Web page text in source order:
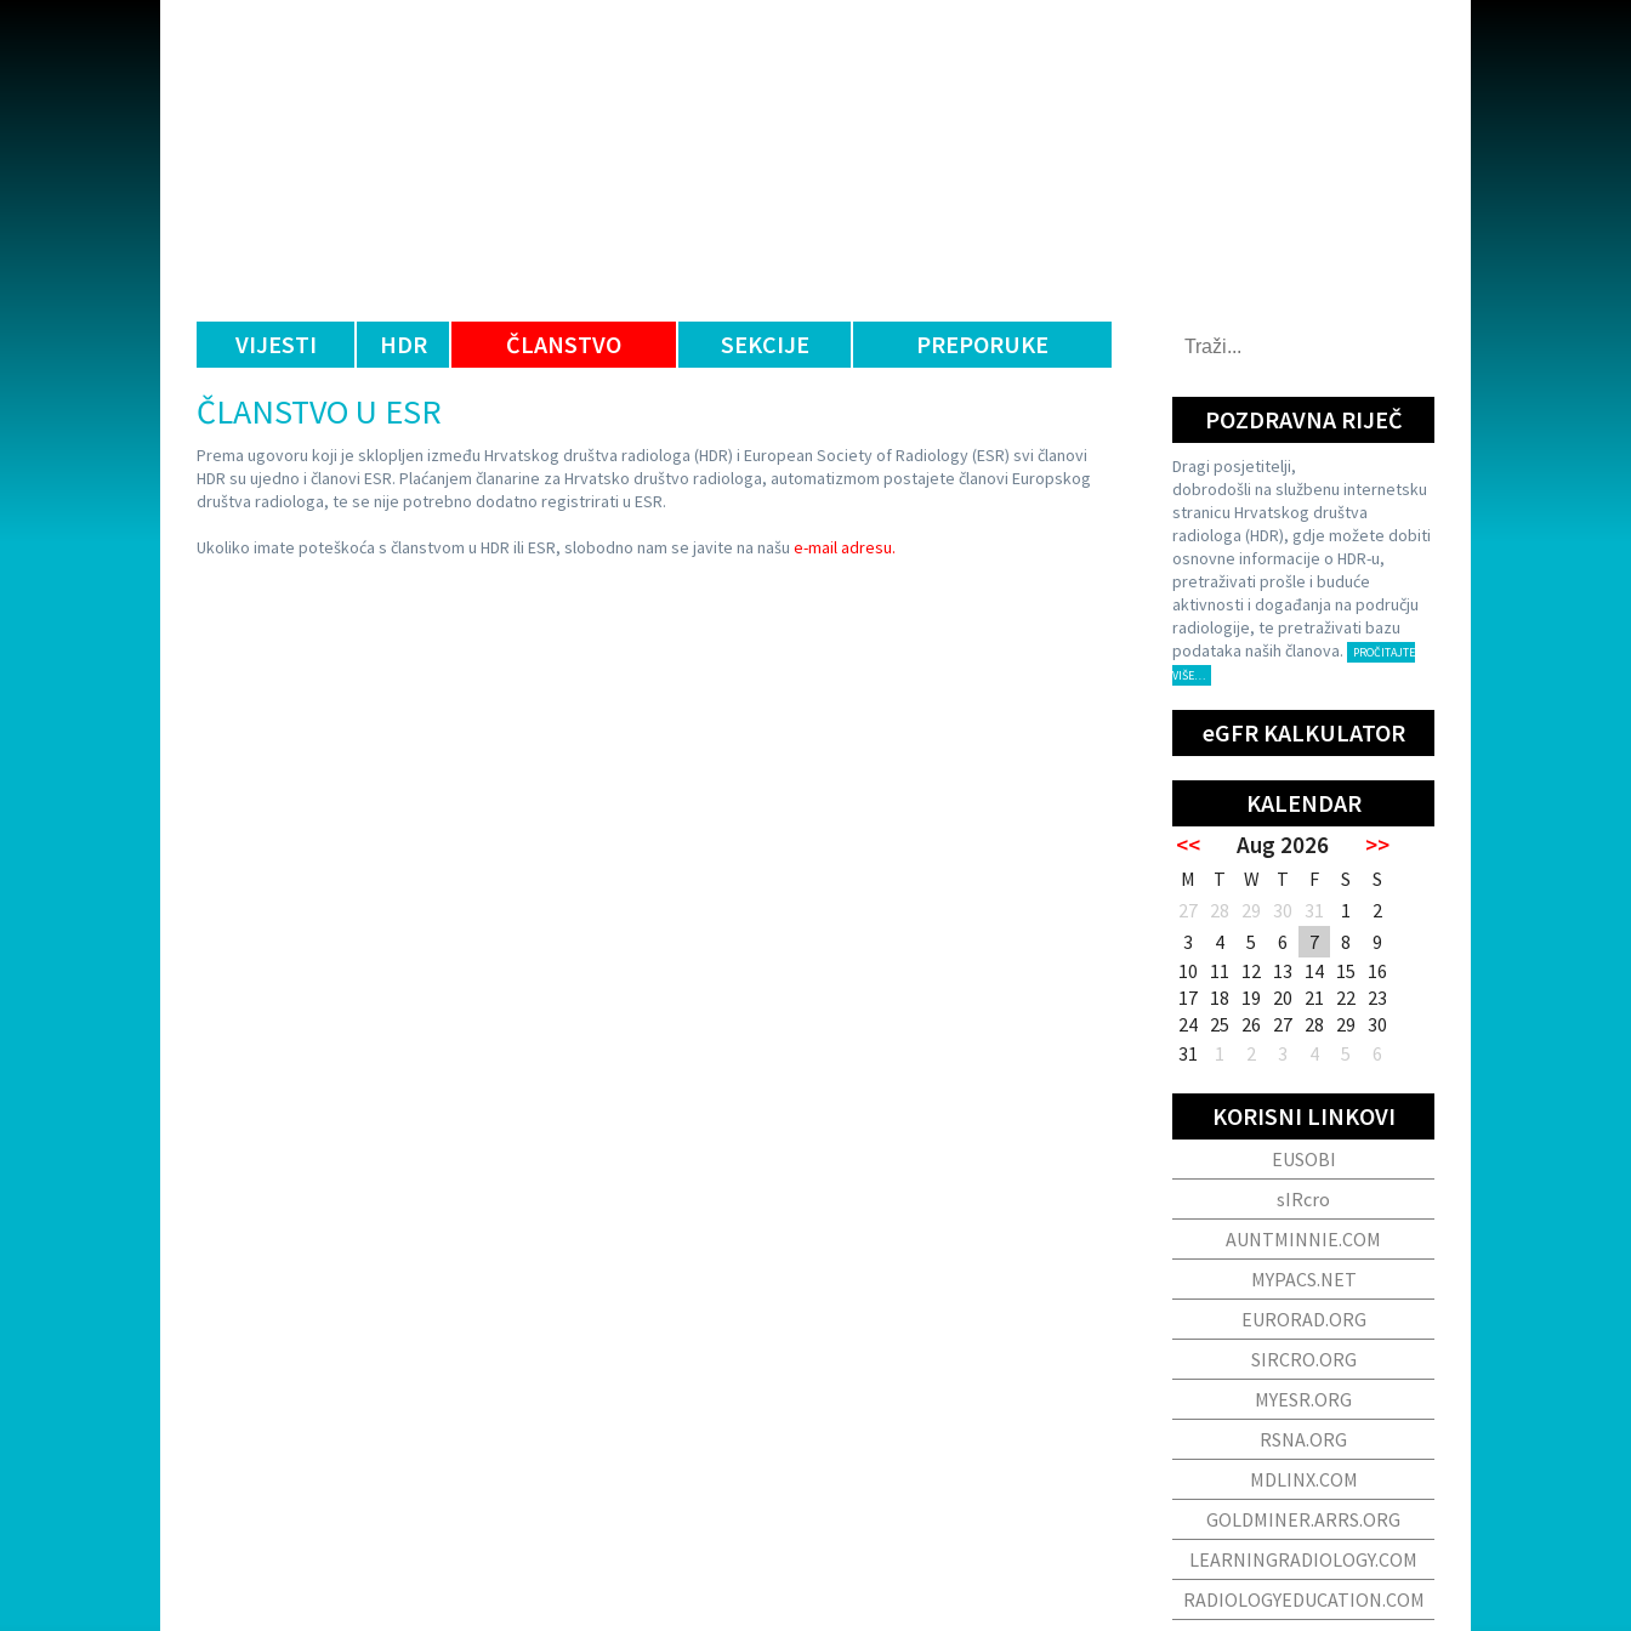
VIJESTI HDR ČLANSTVO SEKCIJE PREPORUKE
POZDRAVNA RIJEČ
Dragi posjetitelji,
dobrodošli na službenu internetsku
stranicu Hrvatskog društva
radiologa (HDR), gdje možete dobiti
osnovne informacije o HDR-u,
pretraživati prošle i buduće
aktivnosti i događanja na području
radiologije, te pretraživati bazu
podataka naših članova.
PROČITAJTE
VIŠE…
eGFR KALKULATOR
KALENDAR
<< Aug 2026 >>
M T W T F S
S
27 28 29 30 31 1
2
3
4 5 6 7 8
9
10 11 12 13 14 15 16
17 18 19 20 21 22 23
24 25 26 27 28 29 30
31
1 2 3 4 5 6
KORISNI LINKOVI
EUSOBI
sIRcro
AUNTMINNIE.COM
MYPACS.NET
EURORAD.ORG
SIRCRO.ORG
MYESR.ORG
RSNA.ORG
MDLINX.COM
GOLDMINER.ARRS.ORG
LEARNINGRADIOLOGY.COM
RADIOLOGYEDUCATION.COM
ČLANSTVO U ESR
Prema ugovoru koji je sklopljen između Hrvatskog društva radiologa (HDR) i European Society of Radiology (ESR) svi članovi
HDR su ujedno i članovi ESR. Plaćanjem članarine za Hrvatsko društvo radiologa, automatizmom postajete članovi Europskog
društva radiologa, te se nije potrebno dodatno registrirati u ESR.
Ukoliko imate poteškoća s članstvom u HDR ili ESR, slobodno nam se javite na našu e-mail adresu.